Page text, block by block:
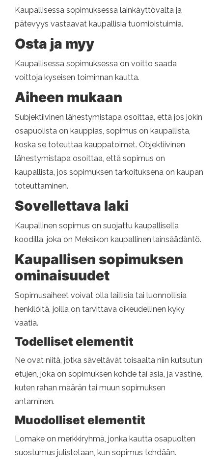
Kaupallisessa sopimuksessa lainkäyttövalta ja
pätevyys vastaavat kaupallisia tuomioistuimia.
Osta ja myy
Kaupallisessa sopimuksessa on voitto saada
voittoja kyseisen toiminnan kautta.
Aiheen mukaan
Subjektiivinen lähestymistapa osoittaa, että jos jokin
osapuolista on kauppias, sopimus on kaupallista,
koska se toteuttaa kauppatoimet. Objektiivinen
lähestymistapa osoittaa, että sopimus on
kaupallista, jos sopimuksen tarkoituksena on kaupan
toteuttaminen.
Sovellettava laki
Kaupallinen sopimus on suojattu kaupallisella
koodilla, joka on Meksikon kaupallinen lainsäädäntö.
Kaupallisen sopimuksen
ominaisuudet
Sopimusaiheet voivat olla laillisia tai luonnollisia
henkilöitä, joilla on tarvittava oikeudellinen kyky
vaatia.
Todelliset elementit
Ne ovat niitä, jotka säveltävät toisaalta niin kutsutun
etujen, joka on sopimuksen kohde tai asia, ja vastine,
kuten rahan määrän tai muun sopimuksen
antaminen.
Muodolliset elementit
Lomake on merkkiryhmä, jonka kautta osapuolten
suostumus julistetaan, kun sopimus tehdään.